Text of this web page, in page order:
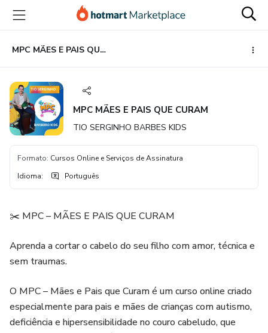
para
conteúdo
principal
para
pagamento
para
rodapé
MPC MÃES E PAIS QUE CURAM
MPC MÃES E PAIS QUE CURAM
TIO SERGINHO BARBES KIDS
Formato: Cursos Online e Serviços de Assinatura
Idioma: Português
✂️ MPC – MÃES E PAIS QUE CURAM
Aprenda a cortar o cabelo do seu filho com amor, técnica e
sem traumas.
O MPC – Mães e Pais que Curam é um curso online criado
especialmente para pais e mães de crianças com autismo,
deficiência e hipersensibilidade no couro cabeludo, que